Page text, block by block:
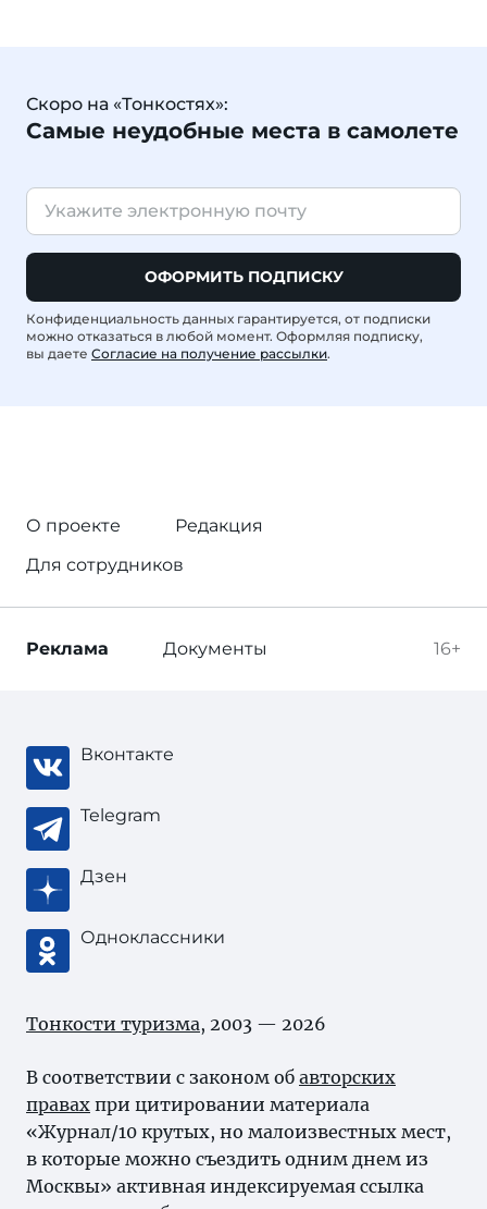
Скоро на «Тонкостях»:
Самые неудобные места в самолете
ОФОРМИТЬ ПОДПИСКУ
Конфиденциальность данных гарантируется, от подписки
можно отказаться в любой момент. Оформляя подписку,
вы даете Согласие на получение рассылки.
О проекте
Редакция
Для сотрудников
16+
Реклама Документы
Вконтакте
Telegram
Дзен
Одноклассники
Тонкости туризма, 2003 — 2026
В соответствии с законом об авторских
правах при цитировании материала
«Журнал/10 крутых, но малоизвестных мест,
в которые можно съездить одним днем из
Москвы» активная индексируемая ссылка